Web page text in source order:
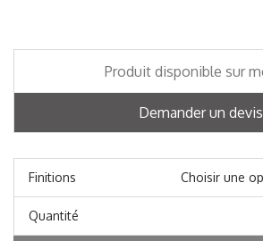
Produit disponible sur
Demander un devis
Finitions
Quantité